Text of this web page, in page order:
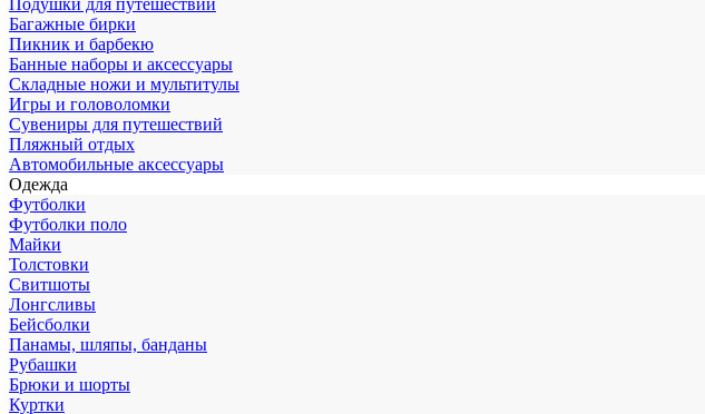
Подушки для путешествий
Багажные бирки
Пикник и барбекю
Банные наборы и аксессуары
Складные ножи и мультитулы
Игры и головоломки
Сувениры для путешествий
Пляжный отдых
Автомобильные аксессуары
Одежда
Футболки
Футболки поло
Майки
Толстовки
Свитшоты
Лонгсливы
Бейсболки
Панамы, шляпы, банданы
Рубашки
Брюки и шорты
Куртки